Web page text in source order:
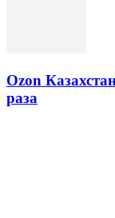
Ozon
раза